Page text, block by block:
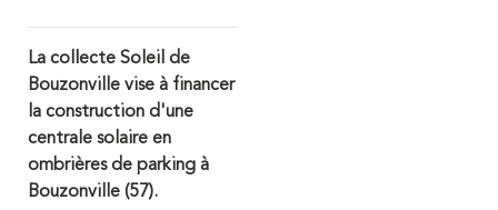
La collecte Soleil de
Bouzonville vise à financer
la construction d'une
centrale solaire en
ombrières de parking à
Bouzonville (57).